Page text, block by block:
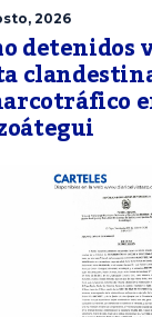
2026
detenidos